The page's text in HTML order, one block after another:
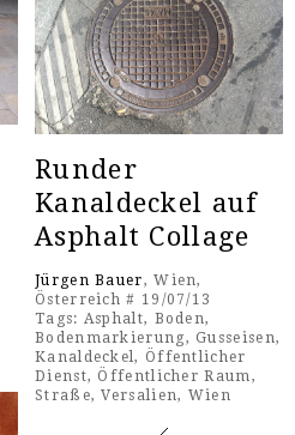
Runder
Kanaldeckel auf
Asphalt Collage
Jürgen Bauer, Wien,
Österreich # 19/07/13
Tags: Asphalt, Boden,
Bodenmarkierung,Gusseisen,
Kanaldeckel, Öffentlicher
Dienst, Öffentlicher Raum ,
Straße,Versalien, Wien